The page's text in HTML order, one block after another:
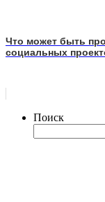
Что может быть
социальных
Поиск